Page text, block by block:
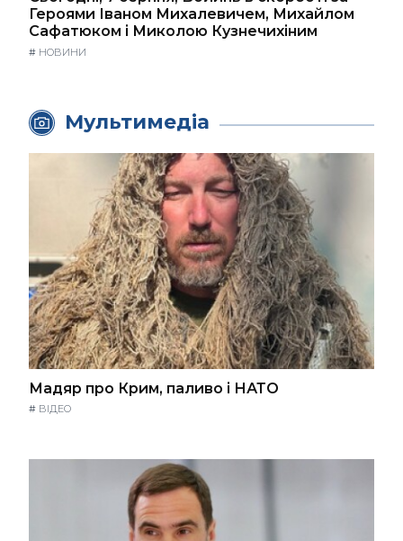
Героями Іваном Михалевичем, Михайлом
Сафатюком і Миколою Кузнечихіним
# НОВИНИ
Мультимедіа
Мадяр про Крим, паливо і НАТО
# ВІДЕО